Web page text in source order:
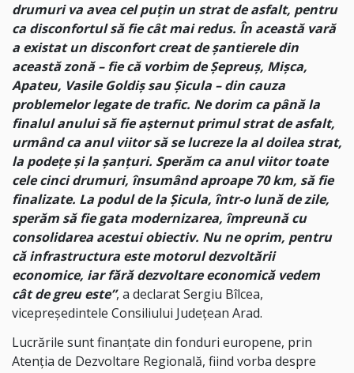
drumuri va avea cel puțin un strat de asfalt, pentru
ca disconfortul să fie cât mai redus. În această vară
a existat un disconfort creat de șantierele din
această zonă – fie că vorbim de Șepreuș, Mișca,
Apateu, Vasile Goldiș sau Șicula – din cauza
problemelor legate de trafic. Ne dorim ca până la
finalul anului să fie așternut primul strat de asfalt,
urmând ca anul viitor să se lucreze la al doilea strat,
la podețe și la șanțuri. Sperăm ca anul viitor toate
cele cinci drumuri, însumând aproape 70 km, să fie
finalizate. La podul de la Șicula, într-o lună de zile,
sperăm să fie gata modernizarea, împreună cu
consolidarea acestui obiectiv. Nu ne oprim, pentru
că infrastructura este motorul dezvoltării
economice, iar fără dezvoltare economică vedem
cât de greu este”, a declarat Sergiu Bîlcea,
vicepreședintele Consiliului Județean Arad.
Lucrările sunt finanțate din fonduri europene, prin
Atenția de Dezvoltare Regională, fiind vorba despre